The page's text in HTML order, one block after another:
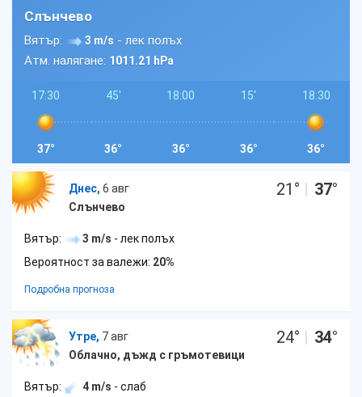
Слънчево
Вятър: 3 m/s - лек полъх
Атм. налягане: 1011.21 hPa
17:30
37°
45'
36°
18:00
36°
15'
36°
18:30
36°
Днес, 6 авг
Слънчево
21 ° | 37°
Вятър: 3 m/s - лек полъх
Вероятност за валежи: 20%
Подробна прогноза
Утре, 7 авг
Облачно, дъжд с гръмотевици
24° | 34°
Вятър: 4 m/s - слаб